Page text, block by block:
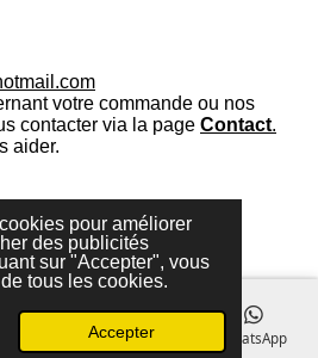
pour améliorer
des publicités
sur "Accepter", vous
tous les cookies.
Accepter
votre commande ou nos
contacter via la page Contact.
aider.
réservés
Facebook WhatsApp